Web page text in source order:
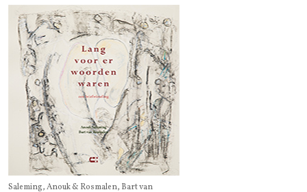
Saleming, Anouk & Rosmalen, Bart van